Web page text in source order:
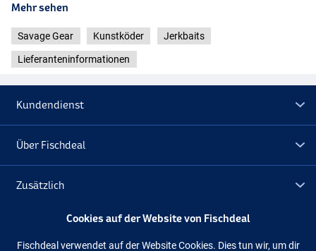
Roach
Mehr sehen
Savage Gear Kunstköder Jerkbaits
Lieferanteninformationen
Kundendienst
Über Fischdeal
Zusätzlich
Lagerräumung
Cookies auf der Website von Fischdeal
Fischdeal verwendet auf der Website Cookies. Dies tun wir, um dir